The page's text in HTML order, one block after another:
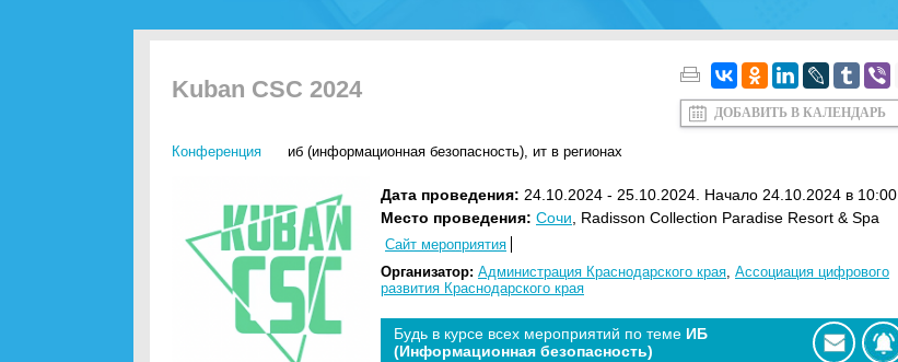
Kuban CSC 2024
ДОБАВИТЬ В КАЛЕНДАРЬ
Конференция иб (информационная безопасность), ит в регионах
Дата проведения: 24.10.2024 - 25.10.2024. Начало 24.10.2024 в 10:00
Место проведения: Сочи , Radisson Collection Paradise Resort & Spa
Сайт мероприятия
Организатор: Администрация Краснодарского края, Ассоциация цифрового
развития Краснодарского края
Будь в курсе всех мероприятий по теме ИБ
(Информационная безопасность)